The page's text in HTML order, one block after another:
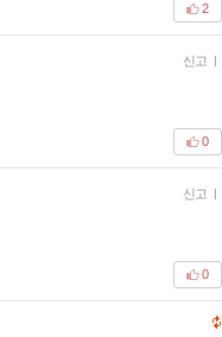
2
신고 |
0
신고 |
0